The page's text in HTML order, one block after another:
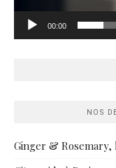
00:00
NOS
Ginger & Rosemary,